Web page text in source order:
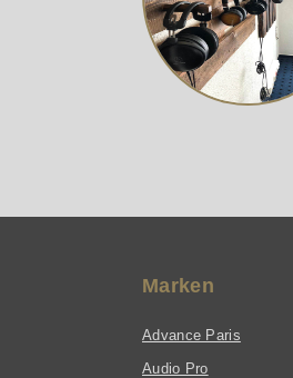
Marken
Advance Paris
Audio Pro